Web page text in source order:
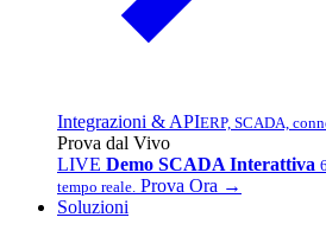
Integrazioni & APIERP, SCADA,
Prova dal Vivo
LIVE Demo SCADA Interattiva
tempo reale. Prova Ora →
Soluzioni